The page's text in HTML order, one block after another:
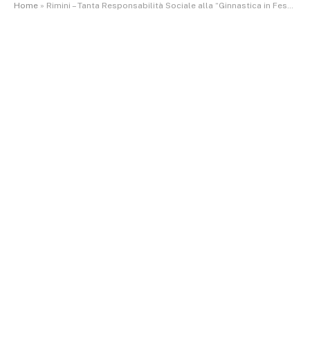
Home » Rimini – Tanta Responsabilità Sociale alla “Ginnastica in Festa” 2023